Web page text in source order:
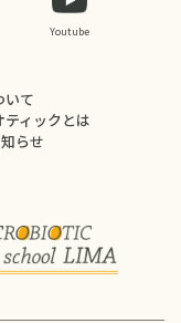
Youtube
いて
ティックとは
らせ